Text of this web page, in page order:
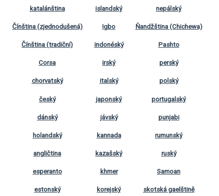
katalánština
Čínština (zjednodušená)
Čínština (tradiční)
Corsa
chorvatský
český
dánský
holandský
angličtina
esperanto
estonský
islandský
Igbo
indonéský
irský
italský
japonský
jávský
kannada
kazašský
khmer
korejský
nepálský
Ňandžština (Chichewa)
Pashto
perský
polský
portugalský
punjabi
rumunský
ruský
Samoan
skotská gaelštině